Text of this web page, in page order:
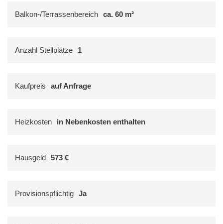
Balkon-/Terrassenbereich ca. 60 m²
Anzahl Stellplätze 1
Kaufpreis auf Anfrage
Heizkosten in Nebenkosten enthalten
Hausgeld 573 €
Provisionspflichtig Ja